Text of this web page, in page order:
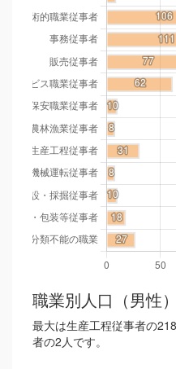
職業別人口（男性）
最大は生産工程従事者の
者の2人です。